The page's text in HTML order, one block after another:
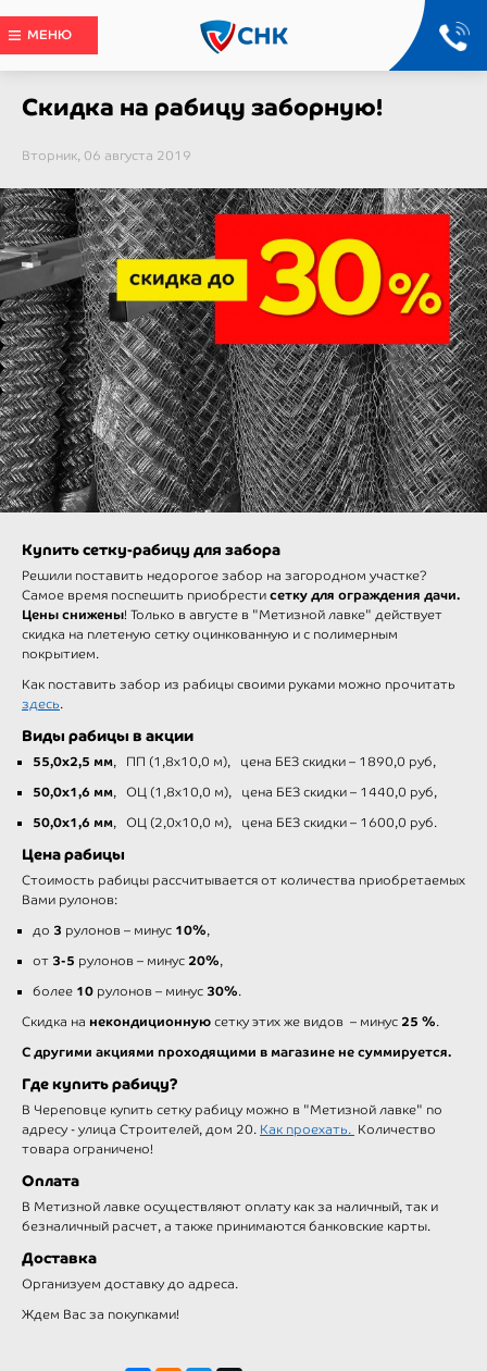
МЕНЮ
Скидка на рабицу заборную!
Вторник, 06 августа 2019
Купить сетку-рабицу для забора
Решили поставить недорогое забор на загородном участке?
Самое время поспешить приобрести сетку для ограждения дачи.
Цены снижены! Только в августе в "Метизной лавке" действует
скидка на плетеную сетку оцинкованную и с полимерным
покрытием.
Как поставить забор из рабицы своими руками можно прочитать
здесь.
Виды рабицы в акции
55,0х2,5 мм, ПП (1,8х10,0 м), цена БЕЗ скидки – 1890,0 руб,
50,0х1,6 мм, ОЦ (1,8х10,0 м), цена БЕЗ скидки – 1440,0 руб,
50,0х1,6 мм, ОЦ (2,0х10,0 м), цена БЕЗ скидки – 1600,0 руб.
Цена рабицы
Стоимость рабицы рассчитывается от количества приобретаемых
Вами рулонов:
до 3 рулонов – минус 10%,
от 3-5 рулонов – минус 20%,
более 10 рулонов – минус 30%.
Скидка на некондиционную сетку этих же видов – минус 25 %.
С другими акциями проходящими в магазине не суммируется.
Где купить рабицу?
В Череповце купить сетку рабицу можно в "Метизной лавке" по
адресу - улица Строителей, дом 20. Как проехать. Количество
товара ограничено!
Оплата
В Метизной лавке осуществляют оплату как за наличный, так и
безналичный расчет, а также принимаются банковские карты.
Доставка
Организуем доставку до адреса.
Ждем Вас за покупками!